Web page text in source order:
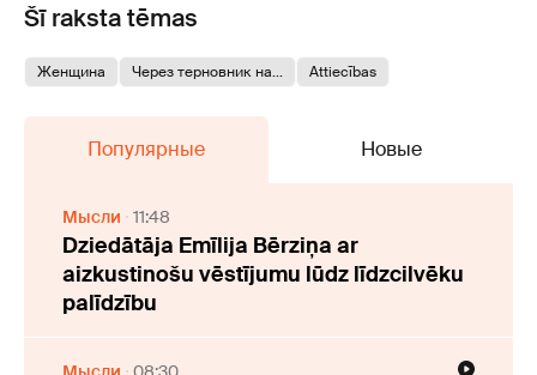
Šī raksta tēmas
Женщина Через терновник на... Attiecības
Популярные Новые
Мысли 11:48
Dziedātāja Emīlija Bērziņa ar
aizkustinošu vēstījumu lūdz līdzcilvēku
palīdzību